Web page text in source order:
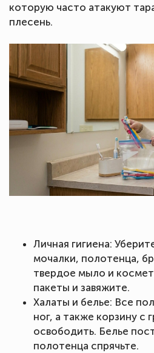
которую часто атакуют
плесень.
Личная гигиена:
мочалки, полотенца,
твердое мыло и
пакеты и завяжите.
Халаты и белье: Все
ног, а также корзину с
освободить. Белье
полотенца спрячьте.